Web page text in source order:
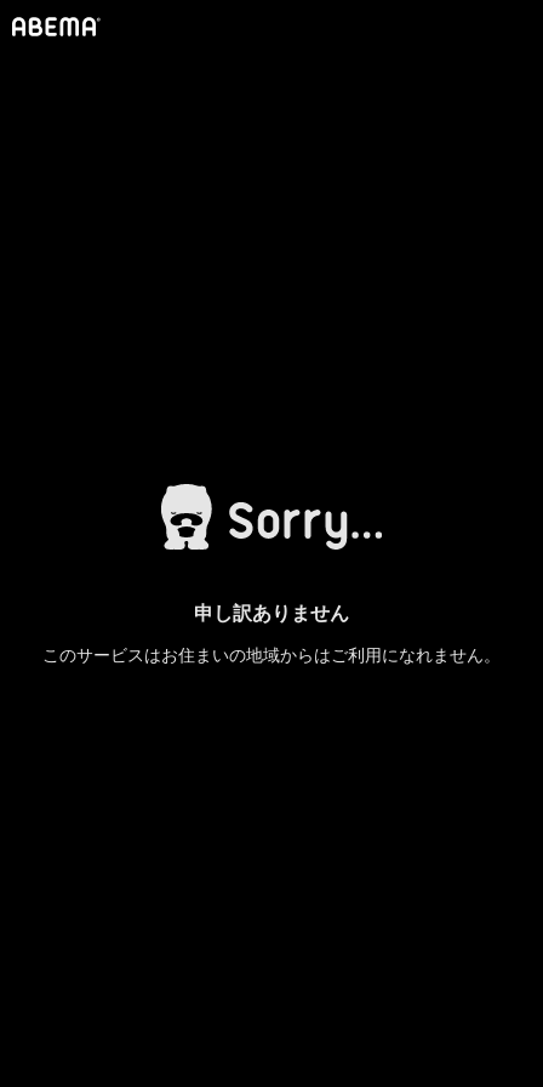
申し訳ありません
このサービスはお住まいの地域からはご利用になれません。